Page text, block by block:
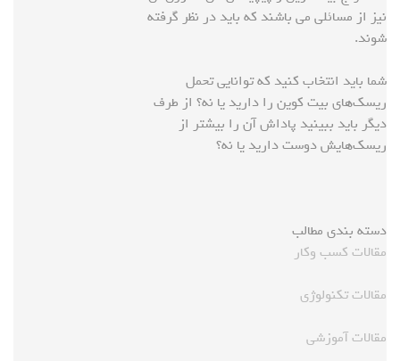
نیز از مسائلی می باشند که باید در نظر گرفته
شوند.
شما باید انتخاب کنید که توانایی تحمل
ریسک‌‌های بیت کوین را دارید یا نه؟ از طرف
دیگر باید ببینید پاداش آن را بیشتر از
ریسک‌هایش دوست دارید یا نه؟
دسته بندی مطالب
مقالات کسب وکار
مقالات تکنولوژی
مقالات آموزشی